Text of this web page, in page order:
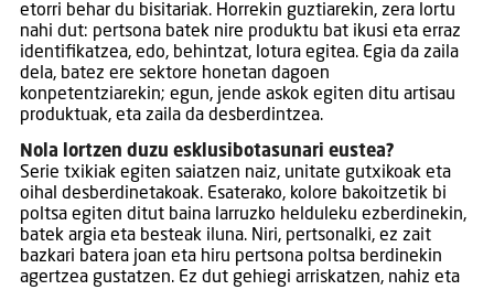
etorri behar du bisitariak. Horrekin guztiarekin, zera lortu
nahi dut: pertsona batek nire produktu bat ikusi eta erraz
identifikatzea, edo, behintzat, lotura egitea. Egia da zaila
dela, batez ere sektore honetan dagoen
konpetentziarekin; egun, jende askok egiten ditu artisau
produktuak, eta zaila da desberdintzea.
Nola lortzen duzu esklusibotasunari eustea?
Serie txikiak egiten saiatzen naiz, unitate gutxikoak eta
oihal desberdinetakoak. Esaterako, kolore bakoitzetik bi
poltsa egiten ditut baina larruzko helduleku ezberdinekin,
batek argia eta besteak iluna. Niri, pertsonalki, ez zait
bazkari batera joan eta hiru pertsona poltsa berdinekin
agertzea gustatzen. Ez dut gehiegi arriskatzen, nahiz eta